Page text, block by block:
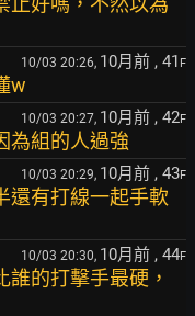
10/03 20:26, 10月前 , 41 F
w
10/03 20:27, 10月前 , 42F
為組的人過強
10/03 20:29, 10月前 , 43F
還有打線一起手軟
10/03 20:30, 10月前 , 44F
的打擊手最硬，